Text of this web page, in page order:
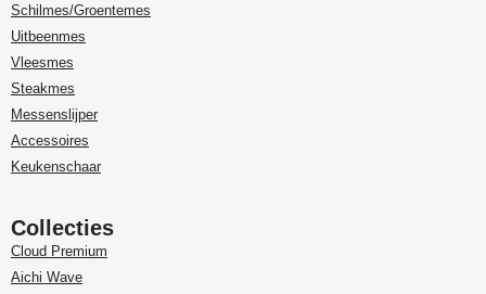
Schilmes/Groentemes
Uitbeenmes
Vleesmes
Steakmes
Messenslijper
Accessoires
Keukenschaar
Collecties
Cloud Premium
Aichi Wave